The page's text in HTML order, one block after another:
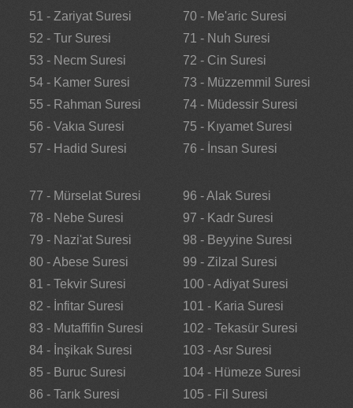
51 - Zariyat Suresi
52 - Tur Suresi
53 - Necm Suresi
54 - Kamer Suresi
55 - Rahman Suresi
56 - Vakıa Suresi
57 - Hadid Suresi
70 - Me'aric Suresi
71 - Nuh Suresi
72 - Cin Suresi
73 - Müzzemmil Suresi
74 - Müdessir Suresi
75 - Kıyamet Suresi
76 - İnsan Suresi
77 - Mürselat Suresi
78 - Nebe Suresi
79 - Nazi'at Suresi
80 - Abese Suresi
81 - Tekvir Suresi
82 - İnfitar Suresi
83 - Mutaffifin Suresi
84 - İnşikak Suresi
85 - Buruc Suresi
86 - Tarık Suresi
96 - Alak Suresi
97 - Kadr Suresi
98 - Beyyine Suresi
99 - Zilzal Suresi
100 - Adiyat Suresi
101 - Karia Suresi
102 - Tekasür Suresi
103 - Asr Suresi
104 - Hümeze Suresi
105 - Fil Suresi